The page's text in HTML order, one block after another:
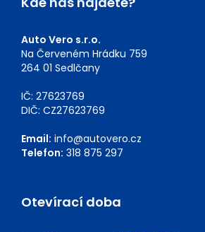
Auto Vero s.r.o.
Na Červeném Hrádku 759
264 01 Sedlčany
IČ: 27623769
DIČ: CZ27623769
Email: info@autovero.cz
Telefon: 318 875 297
Otevírací doba